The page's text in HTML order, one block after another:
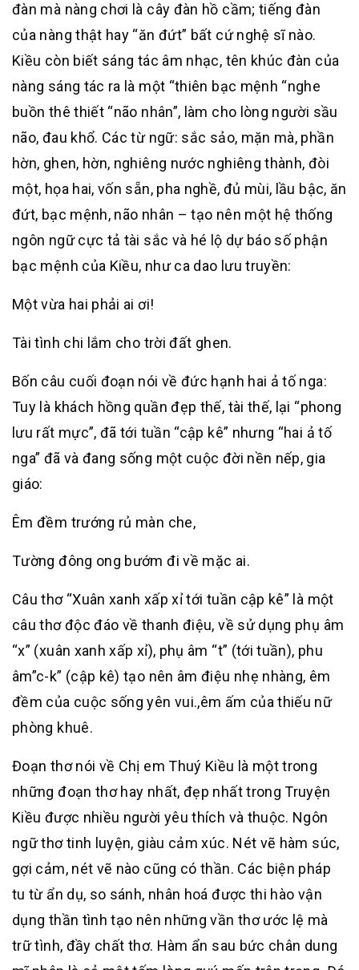
đàn mà nàng chơi là cây đàn hồ cầm; tiếng đàn
của nàng thật hay “ăn đứt” bất cứ nghệ sĩ nào.
Kiều còn biết sáng tác âm nhạc, tên khúc đàn của
nàng sáng tác ra là một “thiên bạc mệnh “nghe
buồn thê thiết “não nhân”, làm cho lòng người sầu
não, đau khổ. Các từ ngữ: sắc sảo, mặn mà, phần
hờn, ghen, hờn, nghiêng nước nghiêng thành, đòi
một, họa hai, vốn sẵn, pha nghề, đủ mùi, lầu bậc, ăn
đứt, bạc mệnh, não nhân – tạo nên một hệ thống
ngôn ngữ cực tả tài sắc và hé lộ dự báo số phận
bạc mệnh của Kiều, như ca dao lưu truyền:
Một vừa hai phải ai ơi!
Tài tình chi lắm cho trời đất ghen.
Bốn câu cuối đoạn nói về đức hạnh hai ả tố nga:
Tuy là khách hồng quần đẹp thế, tài thế, lại “phong
lưu rất mực”, đã tới tuần “cập kê” nhưng “hai ả tố
nga” đã và đang sống một cuộc đời nền nếp, gia
giáo:
Êm đềm trướng rủ màn che,
Tường đông ong bướm đi về mặc ai.
Câu thơ “Xuân xanh xấp xỉ tới tuần cập kê” là một
câu thơ độc đáo về thanh điệu, về sử dụng phụ âm
“x” (xuân xanh xấp xỉ), phụ âm “t” (tới tuần), phu
âm”c-k” (cập kê) tạo nên âm điệu nhẹ nhàng, êm
đềm của cuộc sống yên vui.,êm ấm của thiếu nữ
phòng khuê.
Đoạn thơ nói về Chị em Thuý Kiều là một trong
những đoạn thơ hay nhất, đẹp nhất trong Truyện
Kiều được nhiều người yêu thích và thuộc. Ngôn
ngữ thơ tinh luyện, giàu cảm xúc. Nét vẽ hàm súc,
gợi cảm, nét vẽ nào cũng có thần. Các biện pháp
tu từ ẩn dụ, so sánh, nhân hoá được thi hào vận
dụng thần tình tạo nên những vần thơ ước lệ mà
trữ tình, đầy chất thơ. Hàm ẩn sau bức chân dung